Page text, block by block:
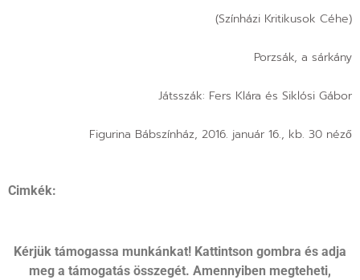
(Színházi Kritikusok Céhe)
Porzsák, a sárkány
Játsszák: Fers Klára és Siklósi Gábor
Figurina Bábszínház, 2016. január 16., kb. 30 néző
Cimkék:
Kérjük támogassa munkánkat! Kattintson gombra és adja
meg a támogatás összegét. Amennyiben megteheti,